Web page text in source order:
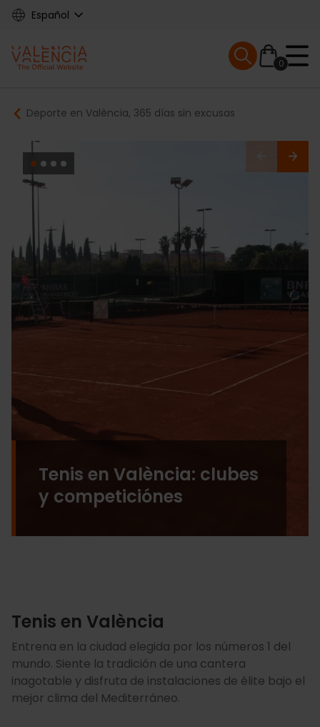
Skip
content
Español
Main
navigation
0
Mobile menu
Breadcrumb
Deporte en València, 365 días sin excusas
Tenis en València: clubes
y competiciónes
Tenis en València
Entrena en la ciudad elegida por los números 1 del
mundo. Siente la tradición de una cantera
inagotable y disfruta de instalaciones de élite bajo el
mejor clima del Mediterráneo.